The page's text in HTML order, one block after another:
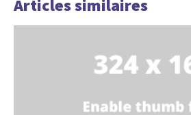
Articles similaires